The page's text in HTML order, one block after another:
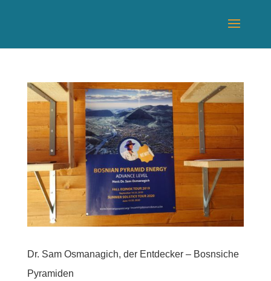
Dr. Sam Osmanagich, der Entdecker – Bosnsiche
Pyramiden